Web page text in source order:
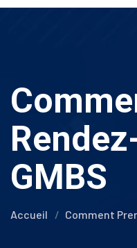
GMBS
Accueil Comment